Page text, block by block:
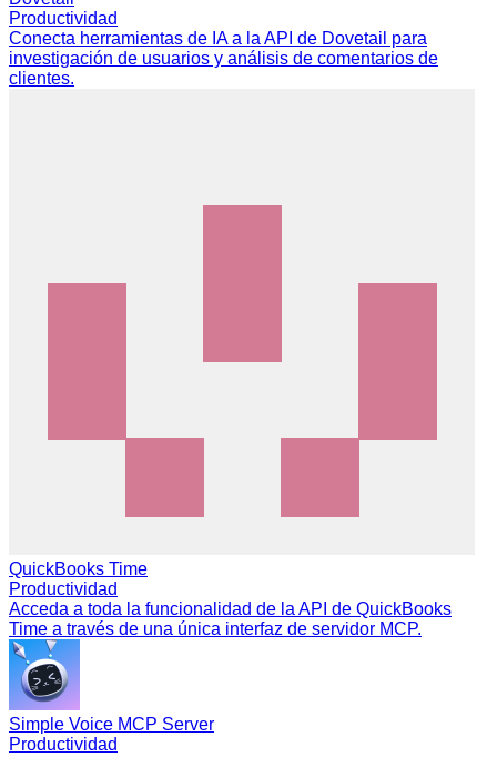
Productividad
Conecta herramientas de IA a la API de Dovetail para
investigación de usuarios y análisis de comentarios de
clientes.
QuickBooks Time
Productividad
Acceda a toda la funcionalidad de la API de QuickBooks
Time a través de una única interfaz de servidor MCP.
Simple Voice MCP Server
Productividad